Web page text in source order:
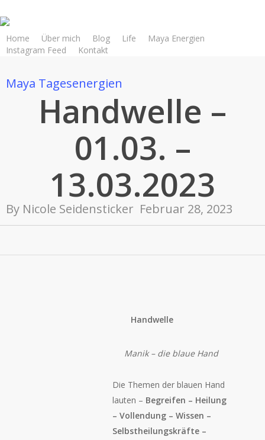
to
main
content
Home Über mich Blog Life
Maya Energien
Instagram Feed
Kontakt
Maya Tagesenergien
Handwelle –
01.03. –
13.03.2023
By Nicole Seidensticker Februar 28, 2023
Handwelle
Manik – die blaue Hand
Die Themen der blauen Hand
lauten – Begreifen – Heilung
– Vollendung – Wissen –
Selbstheilungskräfte –